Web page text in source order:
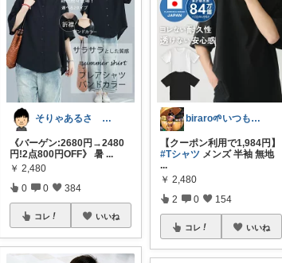
そりゃあるさ X@soryaarusa
《バーゲン:2680円→2480
円!2点800円OFF》 暑 ...
￥ 2,480
0 0 384
コレ いいね
biraro🌱いつもありがとう♡
【クーポン利用で1,984円】
#Tシャツ メンズ 半袖 無地
...
￥ 2,480
2 0 154
コレ いいね